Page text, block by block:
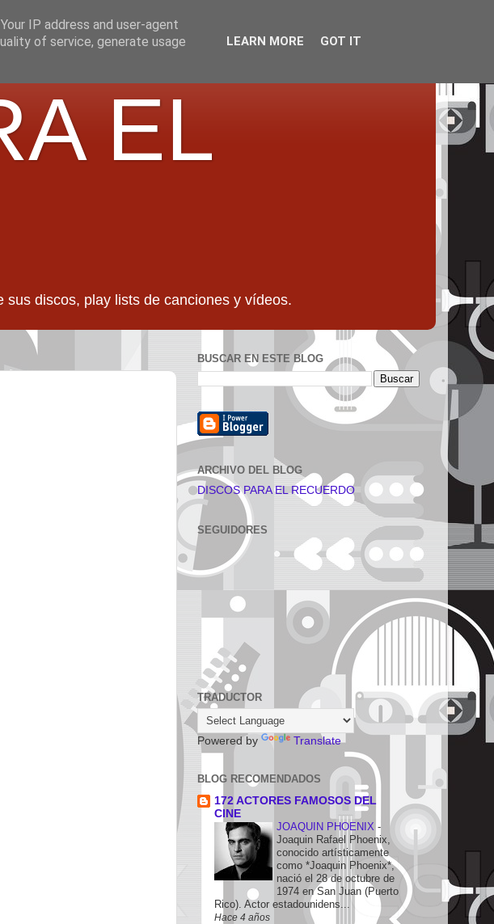
EL
discos, play lists de canciones y vídeos.
BUSCAR EN ESTE BLOG
ARCHIVO DEL BLOG
DISCOS PARA EL RECUERDO
SEGUIDORES
TRADUCTOR
Powered by Translate
BLOG RECOMENDADOS
172 ACTORES FAMOSOS DEL
CINE
JOAQUIN PHOENIX -
Joaquin Rafael Phoenix,
conocido artísticamente
como *Joaquin Phoenix*,
nació el 28 de octubre de
1974 en San Juan (Puerto
Rico). Actor estadounidens...
Hace 4 años
IP address and user-agent
of service, generate usage
LEARN MORE GOT IT